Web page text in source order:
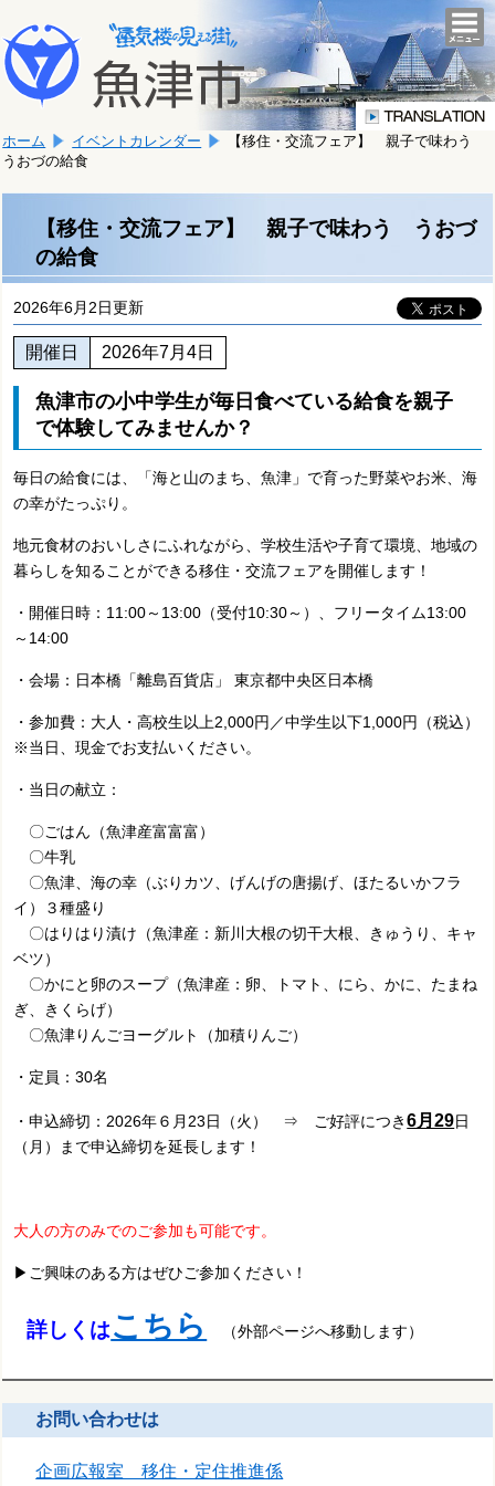
文
へ
移
ま
す。
こ
か
文
で
す。
ホーム イベントカレンダー
【移住・交流フェア】 親子で味わう
うおづの給食
【移住・交流フェア】 親子で味わう うおづ
の給食
2026年6月2日更新
開催日 2026年7月4日
魚津市の小中学生が毎日食べている給食を親子
で体験してみませんか？
毎日の給食には、「海と山のまち、魚津」で育った野菜やお米、海
の幸がたっぷり。
地元食材のおいしさにふれながら、学校生活や子育て環境、地域の
暮らしを知ることができる移住・交流フェアを開催します！
・開催日時：11:00～13:00（受付10:30～）、フリータイム13:00
～14:00
・会場：日本橋「離島百貨店」 東京都中央区日本橋
・参加費：大人・高校生以上2,000円／中学生以下1,000円（税込）
※当日、現金でお支払いください。
・当日の献立：
〇ごはん（魚津産富富富）
〇牛乳
〇魚津、海の幸（ぶりカツ、げんげの唐揚げ、ほたるいかフラ
イ）３種盛り
〇はりはり漬け（魚津産：新川大根の切干大根、きゅうり、キャ
ベツ）
〇かにと卵のスープ（魚津産：卵、トマト、にら、かに、たまね
ぎ、きくらげ）
〇魚津りんごヨーグルト（加積りんご）
・定員：30名
・申込締切：2026年６月23日（火） ⇒ ご好評につき6月29日
（月）まで申込締切を延長します！
大人の方のみでのご参加も可能です。
▶ご興味のある方はぜひご参加ください！
詳しくはこちら （外部ページへ移動します）
お問い合わせは
企画広報室 移住・定住推進係